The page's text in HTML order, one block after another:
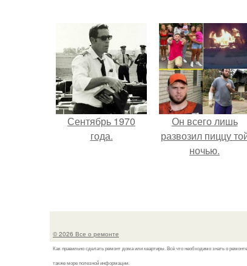
Сентябрь 1970
года.
Он всего лишь
развозил пиццу
ночью.
© 2026 Все о ремонте
Как правильно сделать ремонт дома или квартиры. Всё что необходимо знать о
также море полезной информации.